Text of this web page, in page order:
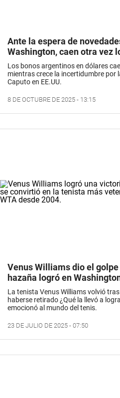
Ante la espera de
Washington, caen otra vez
Los bonos argentinos en dólares
mientras crece la incertidumbre por
Caputo en EE.UU.
8 DE OCTUBRE DE 2025 - 13:15
Venus Williams dio el golpe
hazaña logró en
La tenista Venus Williams volvió
haberse retirado ¿Qué la llevó a
emocionó al mundo del tenis.
23 DE JULIO DE 2025 - 07:50